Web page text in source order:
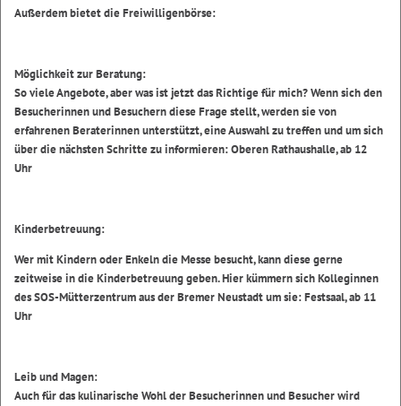
Außerdem bietet die Freiwilligenbörse:
Möglichkeit zur Beratung:
So viele Angebote, aber was ist jetzt das Richtige für mich? Wenn sich den
Besucherinnen und Besuchern diese Frage stellt, werden sie von
erfahrenen Beraterinnen unterstützt, eine Auswahl zu treffen und um sich
über die nächsten Schritte zu informieren:Oberen Rathaushalle, ab 12
Uhr
Kinderbetreuung:
Wer mit Kindern oder Enkeln die Messe besucht, kann diese gerne
zeitweise in die Kinderbetreuung geben. Hier kümmern sich Kolleginnen
des SOS-Mütterzentrum aus der Bremer Neustadt um sie:Festsaal, ab 11
Uhr
Leib und Magen:
Auch für das kulinarische Wohl der Besucherinnen und Besucher wird